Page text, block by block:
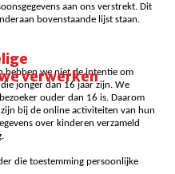
aan ons verstrekt. Dit
bovenstaande lijst staan.
verwerken
hebben we niet de intentie om
jonger dan 16 jaar zijn. We
ouder dan 16 is. Daarom
bij de online activiteiten van hun
over kinderen verzameld
die toestemming persoonlijke